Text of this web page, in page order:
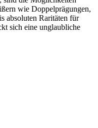
wie Doppelprägungen,
absoluten Raritäten für
sich eine unglaubliche